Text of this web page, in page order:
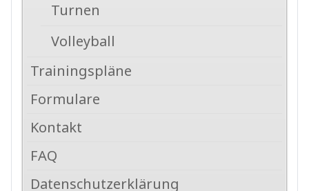
Turnen
Volleyball
Trainingspläne
Formulare
Kontakt
FAQ
Datenschutzerklärung